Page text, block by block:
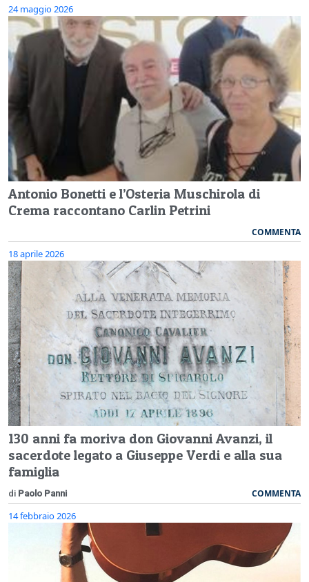
24 maggio 2026
Antonio Bonetti e l’Osteria Muschirola di
Crema raccontano Carlin Petrini
COMMENTA
18 aprile 2026
130 anni fa moriva don Giovanni Avanzi, il
sacerdote legato a Giuseppe Verdi e alla sua
famiglia
di Paolo Panni COMMENTA
14 febbraio 2026